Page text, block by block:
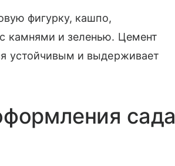
фигурку, кашпо,
камнями и зеленью. Цемент
устойчивым и выдерживает
сада